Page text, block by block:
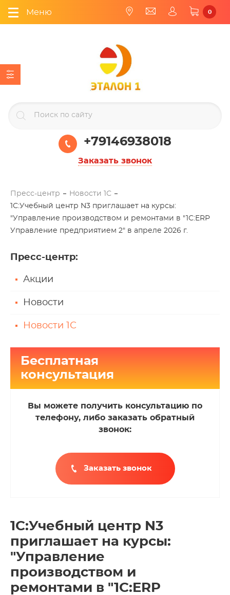
Меню 0
+79146938018
Заказать звонок
Пресс-центр
Новости 1С
1С:Учебный центр N3 приглашает на курсы:
"Управление производством и ремонтами в "1С:ERP
Управление предприятием 2" в апреле 2026 г.
Пресс-центр:
Акции
Новости
Новости 1С
Бесплатная
консультация
Вы можете получить консультацию по
телефону, либо заказать обратный
звонок:
Заказать звонок
1С:Учебный центр N3
приглашает на курсы:
"Управление
производством и
ремонтами в "1С:ERP